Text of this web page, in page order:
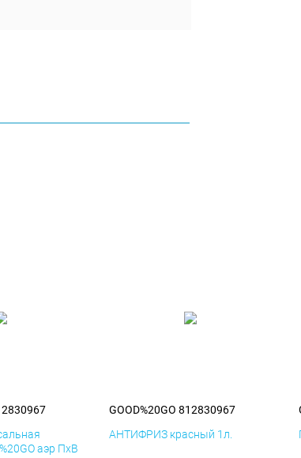
аэр ПхВ
GOOD%20GO 812830967
АНТИФРИЗ красный 1л.